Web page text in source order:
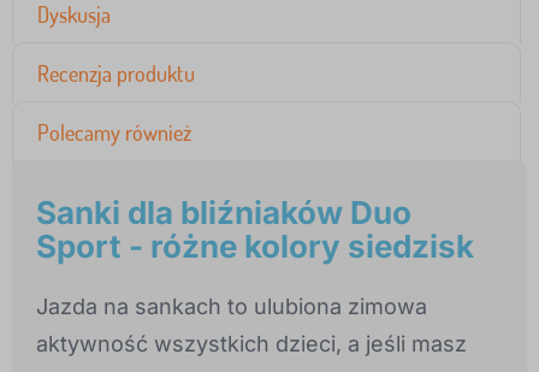
Dyskusja
Recenzja produktu
Polecamy również
Sanki dla bliźniaków Duo
Sport - różne kolory siedzisk
Jazda na sankach to ulubiona zimowa
aktywność wszystkich dzieci, a jeśli masz